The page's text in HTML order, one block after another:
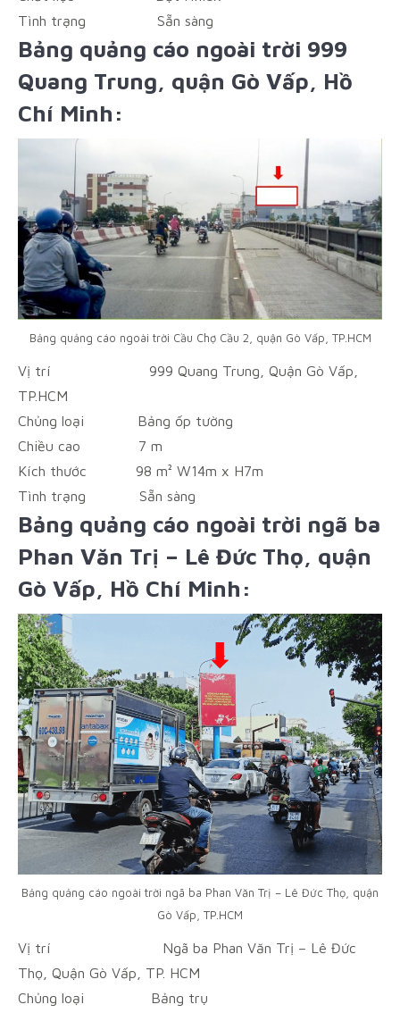
Tình trạng Sẵn sàng
Bảng quảng cáo ngoài trời 999
Quang Trung, quận Gò Vấp, Hồ
Chí Minh:
Bảng quảng cáo ngoài trời Cầu Chợ Cầu 2, quận Gò Vấp, TP.HCM
Vị trí 999 Quang Trung, Quận Gò Vấp,
TP.HCM
Chủng loại Bảng ốp tường
Chiều cao 7 m
Kích thước 98 m² W14m x H7m
Tình trạng Sẵn sàng
Bảng quảng cáo ngoài trời ngã ba
Phan Văn Trị – Lê Đức Thọ, quận
Gò Vấp, Hồ Chí Minh:
Bảng quảng cáo ngoài trời ngã ba Phan Văn Trị – Lê Đức Thọ, quận
Gò Vấp, TP.HCM
Vị trí Ngã ba Phan Văn Trị – Lê Đức
Thọ, Quận Gò Vấp, TP. HCM
Chủng loại Bảng trụ